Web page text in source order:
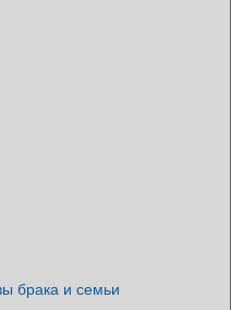
брака и семьи